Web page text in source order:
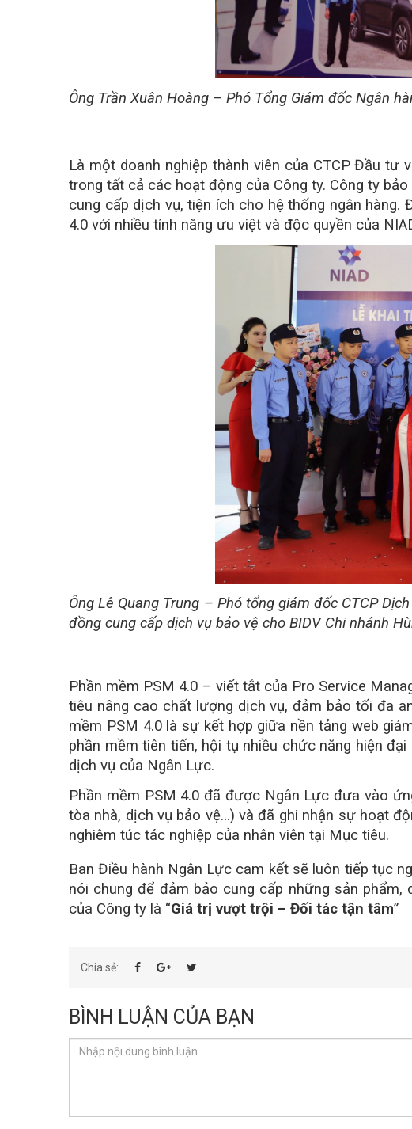
Ông Trần Xuân Hoàng – Phó Tổng Giám đốc Ngân
Là một doanh nghiệp thành viên của CTCP Đầu
trong tất cả các hoạt động của Công ty. Công ty
cung cấp dịch vụ, tiện ích cho hệ thống ngân
4.0 với nhiều tính năng ưu việt và độc quyền của
Ông Lê Quang Trung – Phó tổng giám đốc CTCP
đồng cung cấp dịch vụ bảo vệ cho BIDV Chi nhánh
Phần mềm PSM 4.0 – viết tắt của Pro Service
tiêu nâng cao chất lượng dịch vụ, đảm bảo tối đa
mềm PSM 4.0 là sự kết hợp giữa nền tảng web
phần mềm tiên tiến, hội tụ nhiều chức năng hiện
dịch vụ của Ngân Lực.
Phần mềm PSM 4.0 đã được Ngân Lực đưa vào
tòa nhà, dịch vụ bảo vệ…) và đã ghi nhận sự hoạt
nghiêm túc tác nghiệp của nhân viên tại Mục tiêu.
Ban Điều hành Ngân Lực cam kết sẽ luôn tiếp tục
nói chung để đảm bảo cung cấp những sản
của Công ty là “Giá trị vượt trội – Đối tác tận tâm”
Chia sẻ:
BÌNH LUẬN CỦA BẠN